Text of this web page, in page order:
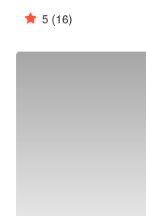
5 (16)